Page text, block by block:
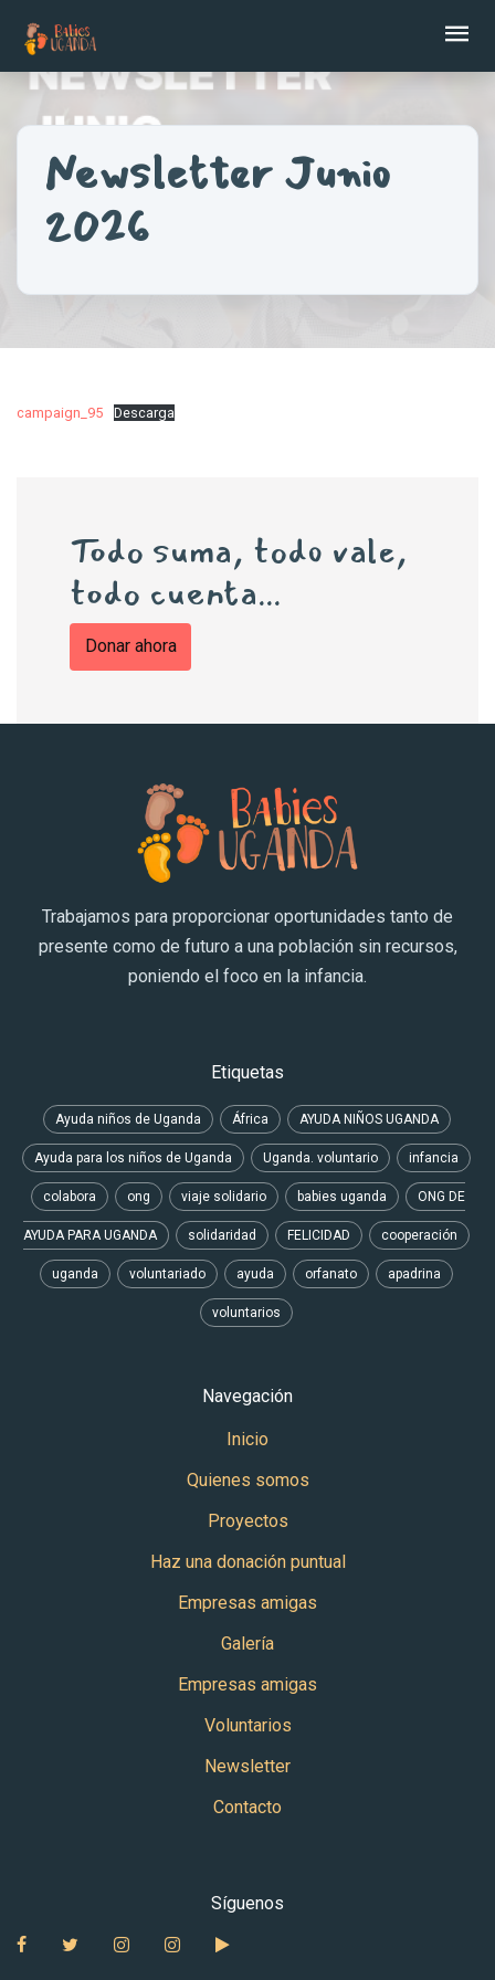
Newsletter Junio
2026
campaign_95 Descarga
Todo suma, todo vale,
todo cuenta...
Donar ahora
Trabajamos para proporcionar oportunidades tanto de
presente como de futuro a una población sin recursos,
poniendo el foco en la infancia.
Etiquetas
Ayuda niños de Uganda África AYUDA NIÑOS UGANDA
Ayuda para los niños de Uganda Uganda. voluntario infancia
colabora ong viaje solidario babies uganda ONG DE
AYUDA PARA UGANDA solidaridad FELICIDAD cooperación
uganda voluntariado ayuda orfanato apadrina
voluntarios
Navegación
Inicio
Quienes somos
Proyectos
Haz una donación puntual
Empresas amigas
Galería
Empresas amigas
Voluntarios
Newsletter
Contacto
Síguenos
FacebookTwitter Instagram Babies Uganda
Instagram Auntie Maria Galan